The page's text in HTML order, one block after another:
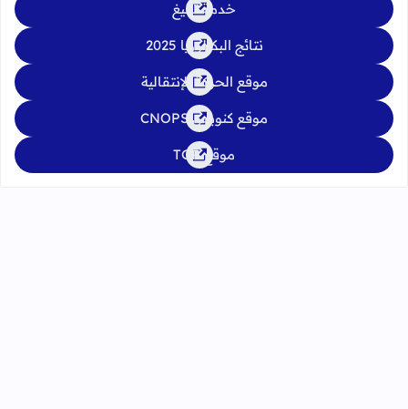
خدمة تبليغ
نتائج البكالوريا 2025
موقع الحركة الإنتقالية
موقع كنوبس CNOPS
موقع TGR